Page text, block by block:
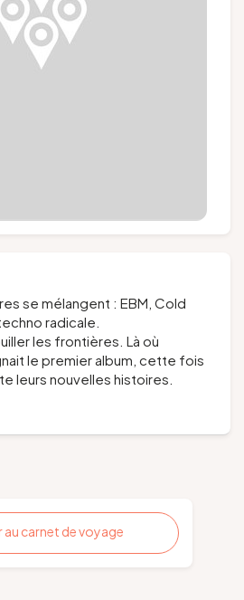
se mélangent : EBM, Cold
radicale.
les frontières. Là où
le premier album, cette fois
leurs nouvelles histoires.
au carnet de voyage